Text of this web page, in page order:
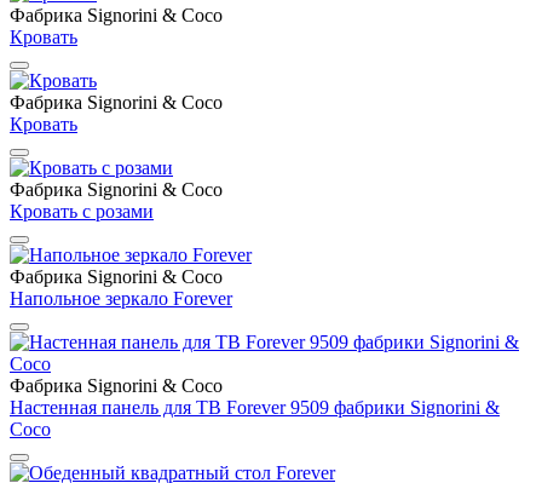
Фабрика Signorini & Coco
Кровать
Фабрика Signorini & Coco
Кровать
Фабрика Signorini & Coco
Кровать с розами
Фабрика Signorini & Coco
Напольное зеркало Forever
Фабрика Signorini & Coco
Настенная панель для ТВ Forever 9509 фабрики Signorini &
Coco